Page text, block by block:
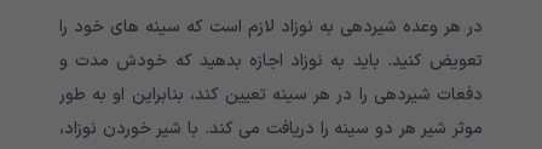
در هر وعده شیردهی به نوزاد لازم است که سینه های خود را
تعویض کنید. باید به نوزاد اجازه بدهید که خودش مدت و
دفعات شیردهی را در هر سینه تعیین کند، بنابراین او به طور
موثر شیر هر دو سینه را دریافت می کند. با شیر خوردن نوزاد،